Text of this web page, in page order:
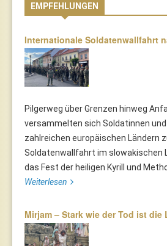
EMPFEHLUNGEN
Internationale Soldatenwallfahrt
Pilgerweg über Grenzen hinweg
versammelten sich Soldatinnen
zahlreichen europäischen Ländern
Soldatenwallfahrt im slowakischen
das Fest der heiligen Kyrill und
Weiterlesen
Mirjam – Stark wie der Tod ist